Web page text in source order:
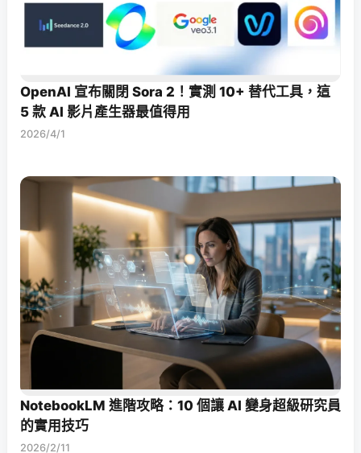
OpenAI 宣布關閉 Sora 2！實測 10+ 替代工具，這
5 款 AI 影片產生器最值得用
2026/4/1
NotebookLM 進階攻略：10 個讓 AI 變身超級研究員
的實用技巧
2026/2/11